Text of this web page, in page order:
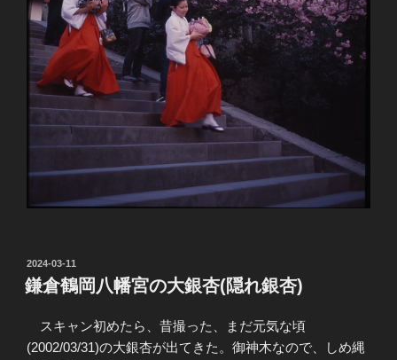
投
稿
日:
2024-03-11
鎌倉鶴岡八幡宮の大銀杏(隠れ銀杏)
スキャン初めたら、昔撮った、まだ元気な頃
(2002/03/31)の大銀杏が出てきた。御神木なので、しめ縄